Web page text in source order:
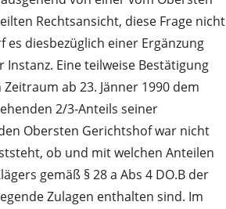
Rechtsansicht, diese Frage nicht
es diesbezüglich einer Ergänzung
Instanz. Eine teilweise Bestätigung
ab 23. Jänner 1990 dem
2/3-Anteils seiner
Obersten Gerichtshof war nicht
ob und mit welchen Anteilen
gemäß § 28 a Abs 4 DO.B der
Zulagen enthalten sind. Im